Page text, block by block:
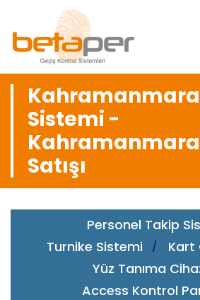
Sistemi -
Satışı
Personel Takip
Turnike Sistemi
Kart
Yüz Tanıma
Access Kontrol